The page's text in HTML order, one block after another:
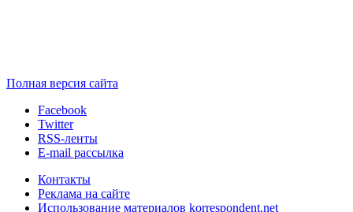
Полная версия сайта
Facebook
Twitter
RSS-ленты
E-mail рассылка
Контакты
Реклама на сайте
Использование материалов korrespondent.net